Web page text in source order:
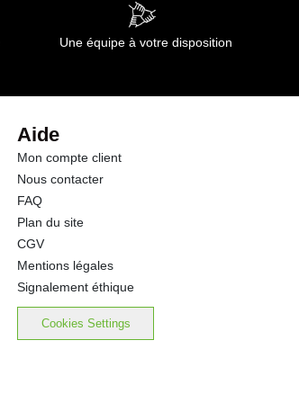
Une équipe à votre disposition
Aide
Mon compte client
Nous contacter
FAQ
Plan du site
CGV
Mentions légales
Signalement éthique
Cookies Settings